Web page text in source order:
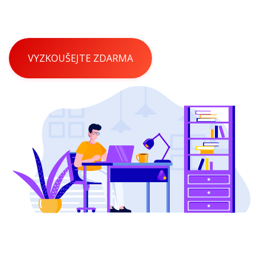
VYZKOUŠEJTE ZDARMA